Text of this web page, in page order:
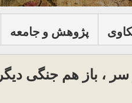
پژوهش و جامعه
، باز هم جنگی